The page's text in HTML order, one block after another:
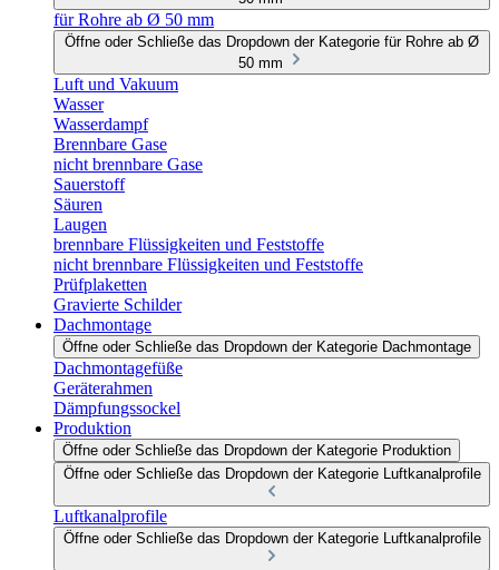
für Rohre ab Ø 50 mm
Öffne oder Schließe das Dropdown der Kategorie für Rohre ab Ø
50 mm
Luft und Vakuum
Wasser
Wasserdampf
Brennbare Gase
nicht brennbare Gase
Sauerstoff
Säuren
Laugen
brennbare Flüssigkeiten und Feststoffe
nicht brennbare Flüssigkeiten und Feststoffe
Prüfplaketten
Gravierte Schilder
Dachmontage
Öffne oder Schließe das Dropdown der Kategorie Dachmontage
Dachmontagefüße
Geräterahmen
Dämpfungssockel
Produktion
Öffne oder Schließe das Dropdown der Kategorie Produktion
Öffne oder Schließe das Dropdown der Kategorie Luftkanalprofile
Luftkanalprofile
Öffne oder Schließe das Dropdown der Kategorie Luftkanalprofile